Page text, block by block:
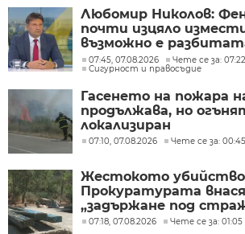
Любомир Николов:
почти изцяло
възможно е
лаборатория да е
нас
07:45, 07.08.2026
Чете се за:
Сигурност и правосъдие
Гасенето на пожара
продължава, но
локализиран
07:10, 07.08.2026 Чете се за:
Жестокото убийство
Прокуратурата
„задържане под
07:18, 07.08.2026 Чете се за: